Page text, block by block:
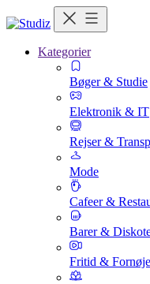
Kategorier
Bøger & Studie
Elektronik & IT
Rejser &
Mode
Cafeer &
Barer &
Fritid &